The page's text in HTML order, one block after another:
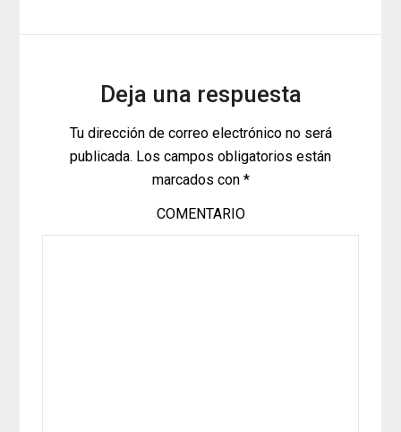
Deja una respuesta
Tu dirección de correo electrónico no será
publicada. Los campos obligatorios están
marcados con *
COMENTARIO